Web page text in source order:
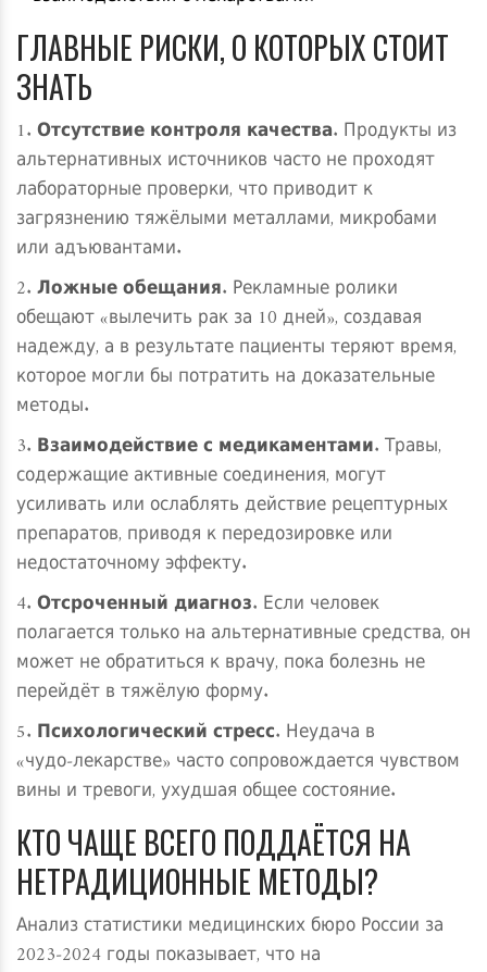
ГЛАВНЫЕ РИСКИ, О КОТОРЫХ СТОИТ
ЗНАТЬ
1. Отсутствие контроля качества. Продукты из
альтернативных источников часто не проходят
лабораторные проверки, что приводит к
загрязнению тяжёлыми металлами, микробами
или адъювантами.
2. Ложные обещания. Рекламные ролики
обещают «вылечить рак за 10 дней», создавая
надежду, а в результате пациенты теряют время,
которое могли бы потратить на доказательные
методы.
3. Взаимодействие с медикаментами. Травы,
содержащие активные соединения, могут
усиливать или ослаблять действие рецептурных
препаратов, приводя к передозировке или
недостаточному эффекту.
4. Отсроченный диагноз. Если человек
полагается только на альтернативные средства, он
может не обратиться к врачу, пока болезнь не
перейдёт в тяжёлую форму.
5. Психологический стресс. Неудача в
«чудо‑лекарстве» часто сопровождается чувством
вины и тревоги, ухудшая общее состояние.
КТО ЧАЩЕ ВСЕГО ПОДДАЁТСЯ НА
НЕТРАДИЦИОННЫЕ МЕТОДЫ?
Анализ статистики медицинских бюро России за
2023‑2024 годы показывает, что на